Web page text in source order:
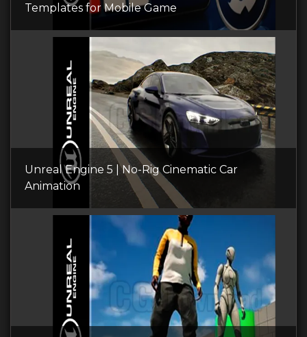
Templates for Mobile Game
Unreal Engine 5 | No-Rig Cinematic Car
Animation